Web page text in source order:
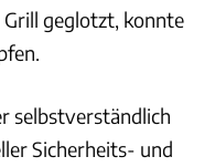
geglotzt, konnte
selbstverständlich
Sicherheits- und